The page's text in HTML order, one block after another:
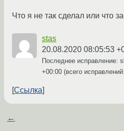
Что я не так сделал или что
stas
20.08.2020 08:05:53
Последнее исправление:
+00:00 (всего
Ссылка
←